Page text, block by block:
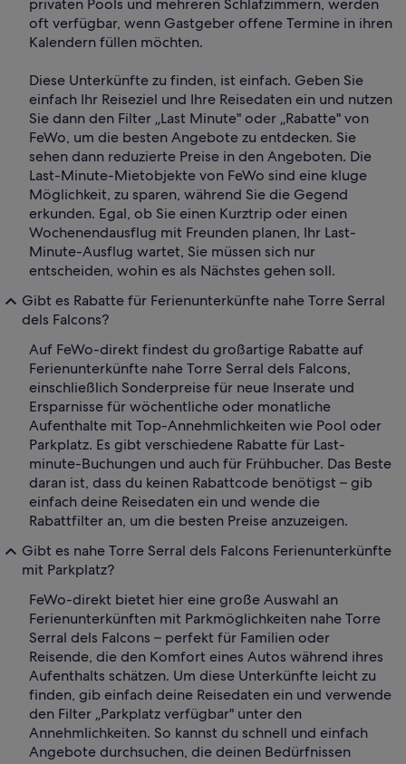
privaten Pools und mehreren Schlafzimmern, werden
oft verfügbar, wenn Gastgeber offene Termine in ihren
Kalendern füllen möchten.
Diese Unterkünfte zu finden, ist einfach. Geben Sie
einfach Ihr Reiseziel und Ihre Reisedaten ein und nutzen
Sie dann den Filter „Last Minute" oder „Rabatte" von
FeWo, um die besten Angebote zu entdecken. Sie
sehen dann reduzierte Preise in den Angeboten. Die
Last-Minute-Mietobjekte von FeWo sind eine kluge
Möglichkeit, zu sparen, während Sie die Gegend
erkunden. Egal, ob Sie einen Kurztrip oder einen
Wochenendausflug mit Freunden planen, Ihr Last-
Minute-Ausflug wartet, Sie müssen sich nur
entscheiden, wohin es als Nächstes gehen soll.
Gibt es Rabatte für Ferienunterkünfte nahe Torre Serral
dels Falcons?
Auf FeWo-direkt findest du großartige Rabatte auf
Ferienunterkünfte nahe Torre Serral dels Falcons,
einschließlich Sonderpreise für neue Inserate und
Ersparnisse für wöchentliche oder monatliche
Aufenthalte mit Top-Annehmlichkeiten wie Pool oder
Parkplatz. Es gibt verschiedene Rabatte für Last-
minute-Buchungen und auch für Frühbucher. Das Beste
daran ist, dass du keinen Rabattcode benötigst – gib
einfach deine Reisedaten ein und wende die
Rabattfilter an, um die besten Preise anzuzeigen.
Gibt es nahe Torre Serral dels Falcons Ferienunterkünfte
mit Parkplatz?
FeWo-direkt bietet hier eine große Auswahl an
Ferienunterkünften mit Parkmöglichkeiten nahe Torre
Serral dels Falcons – perfekt für Familien oder
Reisende, die den Komfort eines Autos während ihres
Aufenthalts schätzen. Um diese Unterkünfte leicht zu
finden, gib einfach deine Reisedaten ein und verwende
den Filter „Parkplatz verfügbar" unter den
Annehmlichkeiten. So kannst du schnell und einfach
Angebote durchsuchen, die deinen Bedürfnissen